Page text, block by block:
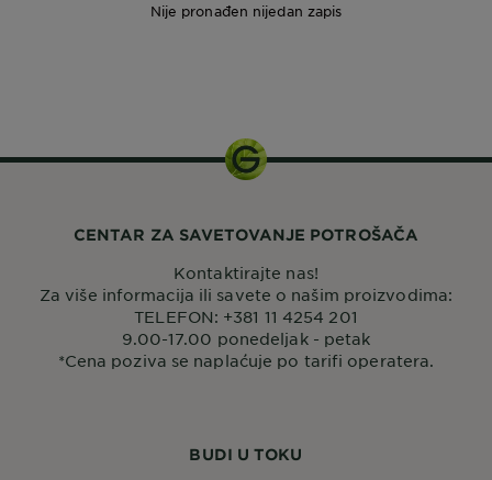
Nije pronađen nijedan zapis
BUDI U TOKU
CENTAR ZA SAVETOVANJE POTROŠAČA
Kontaktirajte nas!
Za više informacija ili savete o našim proizvodima:
TELEFON: +381 11 4254 201
9.00-17.00 ponedeljak - petak
*Cena poziva se naplaćuje po tarifi operatera.